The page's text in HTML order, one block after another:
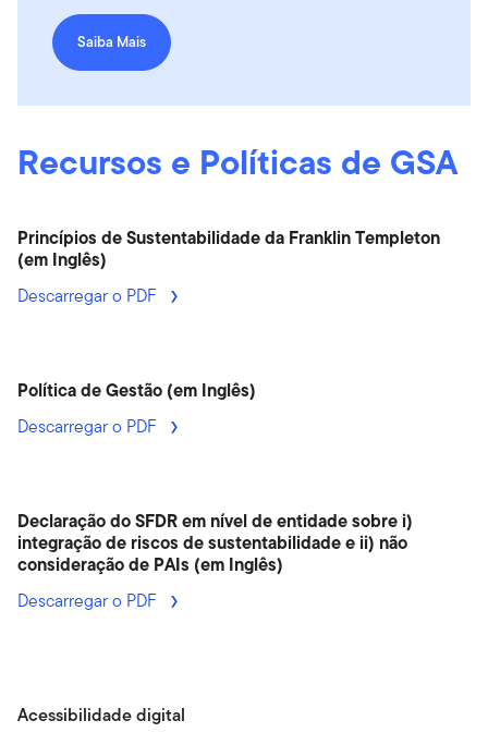
Saiba Mais
Recursos e Políticas de GSA
Princípios de Sustentabilidade da Franklin Templeton
(em Inglês)
Descarregar o PDF
Política de Gestão (em Inglês)
Descarregar o PDF
Declaração do SFDR em nível de entidade sobre i)
integração de riscos de sustentabilidade e ii) não
consideração de PAIs (em Inglês)
Descarregar o PDF
Acessibilidade digital